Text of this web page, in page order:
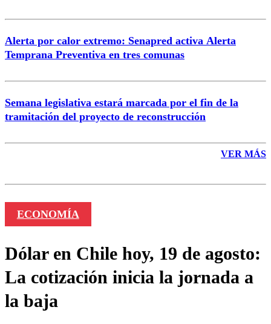
Alerta por calor extremo: Senapred activa Alerta
Temprana Preventiva en tres comunas
Semana legislativa estará marcada por el fin de la
tramitación del proyecto de reconstrucción
VER MÁS
ECONOMÍA
Dólar en Chile hoy, 19 de agosto:
La cotización inicia la jornada a
la baja